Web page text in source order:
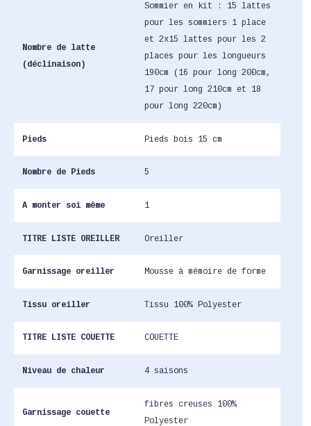
Nombre de latte
(déclinaison)
Sommier en kit : 15 lattes
pour les sommiers 1 place
et 2x15 lattes pour les 2
places pour les longueurs
190cm (16 pour long 200cm,
17 pour long 210cm et 18
pour long 220cm)
Pieds Pieds bois 15 cm
Nombre de Pieds 5
A monter soi même 1
TITRE LISTE OREILLER Oreiller
Garnissage oreiller Mousse à mémoire de forme
Tissu oreiller Tissu 100% Polyester
TITRE LISTE COUETTE COUETTE
Niveau de chaleur 4 saisons
Garnissage couette
fibres creuses 100%
Polyester